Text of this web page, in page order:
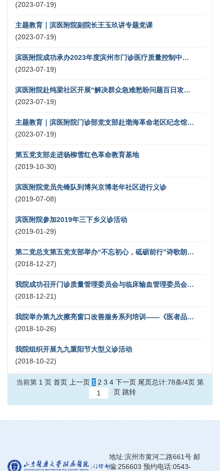
(2023-07-19)
主题教育｜滨医附院副院长王玉玖讲专题党课
(2023-07-19)
滨医附院成功承办2023年度滨州市门诊医疗质量控制中心委员会议暨全市门诊岗位技能大赛
(2023-07-19)
滨医附院赴纯梁社区开展“解决群众急难愁盼问题百日攻坚行动”暨“四送四进四提升”健康义诊活动
(2023-07-19)
主题教育｜滨医附院门诊部党支部赴渤海革命老区纪念馆开展主题党日活动
(2023-07-19)
第五党支部走进杨柳雪红色革命教育基地
(2019-10-30)
滨医附院党员先锋队到博兴京博老年社区进行义诊
(2019-07-08)
滨医附院参加2019年三下乡义诊活动
(2019-01-29)
第二党总支第五党支部举办“不忘初心，砥砺前行”诗歌朗诵比赛
(2018-12-27)
我院成功召开门诊质量管理委员会与临床输血管理委员会会议
(2018-12-21)
我院举办第九次擦亮窗口改善服务系列培训——《医者品格与行医艺术》主题讲座
(2018-10-26)
我院组织开展九九重阳节大型义诊活动
(2018-10-22)
当前第 1 页 首页 上一页 1 2 3 4 下一页 尾页总计:78条/4页 第
页 跳转
地址:滨州市黄河二路661号 邮
编:256603 预约电话:0543-